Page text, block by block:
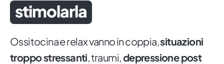
stimolarla
Ossitocina e relax vanno in coppia,situazioni
troppo stressanti, traumi,depressione post